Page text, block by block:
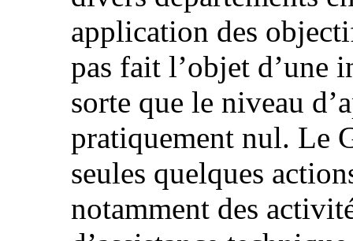
application des
pas fait l’objet d’une
sorte que le niveau
pratiquement nul. Le
seules quelques
notamment des